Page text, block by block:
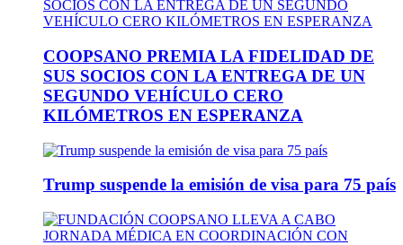
COOPSANO PREMIA LA FIDELIDAD DE
SUS SOCIOS CON LA ENTREGA DE UN
SEGUNDO VEHÍCULO CERO
KILÓMETROS EN ESPERANZA
Trump suspende la emisión de visa para 75 país